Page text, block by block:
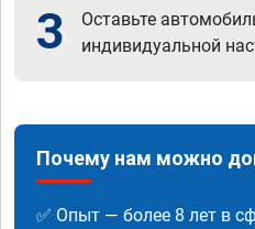
3
Оставьте
индивидуальной
Почему нам можно
✅ Опыт — более 8 лет в